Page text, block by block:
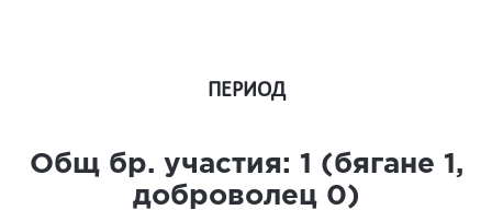
ПЕРИОД
Общ бр. участия: 1 (бягане 1 ,
доброволец 0)